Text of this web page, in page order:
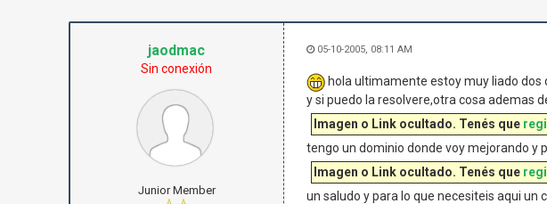
jaodmac
Sin conexión
Junior Member
05-10-2005, 08:11 AM
hola ultimamente estoy muy liado dos
y si puedo la resolvere,otra cosa ademas
Imagen o Link ocultado. Tenés que
tengo un dominio donde voy mejorando y
Imagen o Link ocultado. Tenés que
un saludo y para lo que necesiteis aqui un